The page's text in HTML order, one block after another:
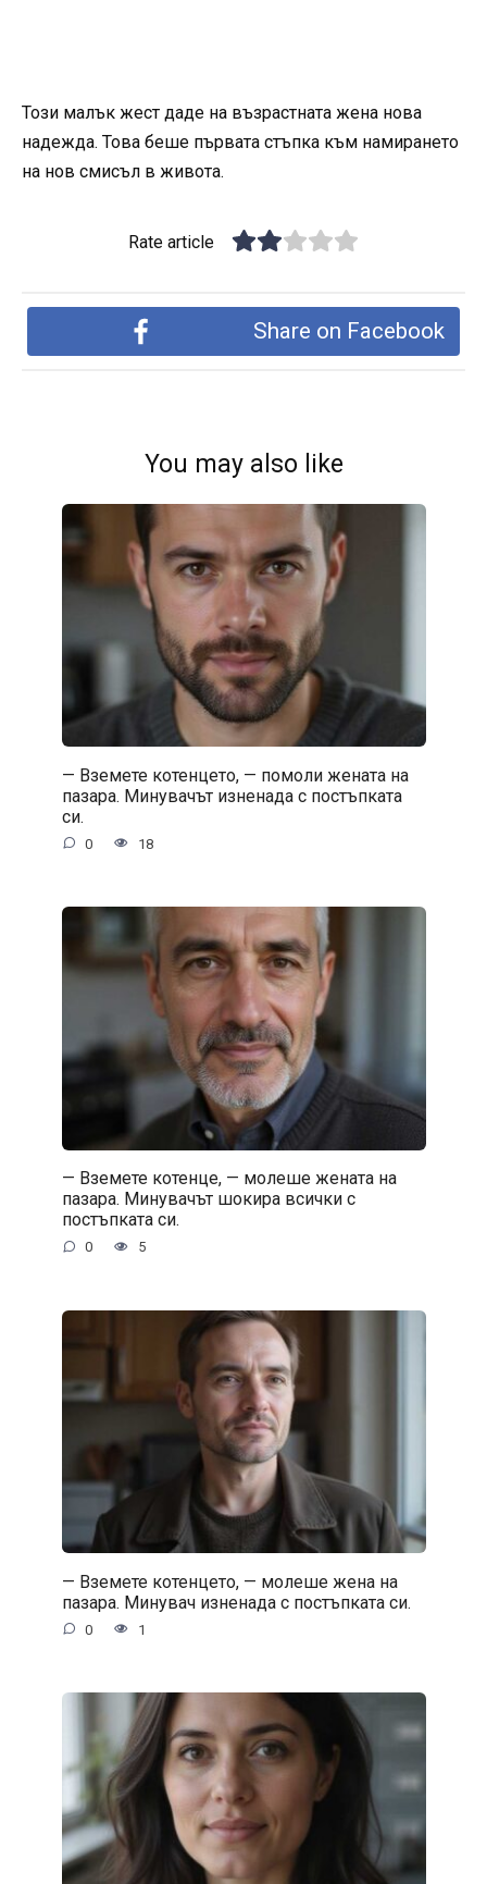
Този малък жест даде на възрастната жена нова
надежда. Това беше първата стъпка към намирането
на нов смисъл в живота.
Rate article
Share on Facebook
You may also like
— Вземете котенцето, — помоли жената на
пазара. Минувачът изненада с постъпката
си.
0 18
— Вземете котенце, — молеше жената на
пазара. Минувачът шокира всички с
постъпката си.
0 5
— Вземете котенцето, — молеше жена на
пазара. Минувач изненада с постъпката си.
0 1